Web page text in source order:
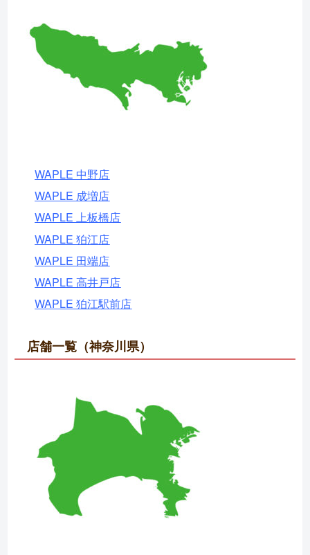
WAPLE 中野店
WAPLE 成増店
WAPLE 上板橋店
WAPLE 狛江店
WAPLE 田端店
WAPLE 高井戸店
WAPLE 狛江駅前店
店舗一覧（神奈川県）